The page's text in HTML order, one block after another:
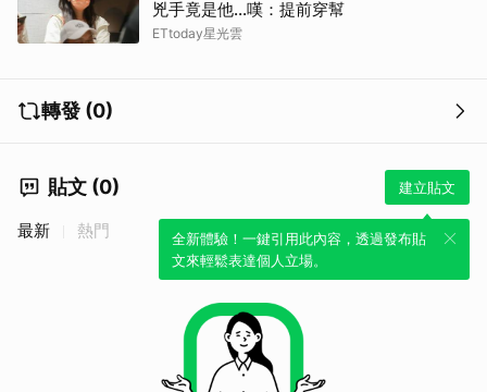
兇手竟是他...嘆：提前穿幫
ETtoday星光雲
轉發 (0)
貼文 (0) 建立貼文
全新體驗！一鍵引用此內容，透過發布貼
文來輕鬆表達個人立場。
最新 熱門